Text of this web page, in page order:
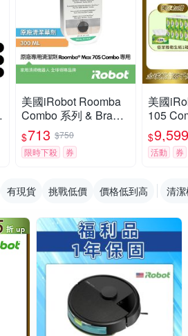
美國iRobot Roomba
Combo 系列 & Braav
a jet m6原廠專用濃縮
清潔劑 300ml 一罐
$713 $750
限時下殺
券
美國
105
掃拖機器人
固1+1年
$9,599
活動 券
有現貨 挑戰低價 價格低到高 清